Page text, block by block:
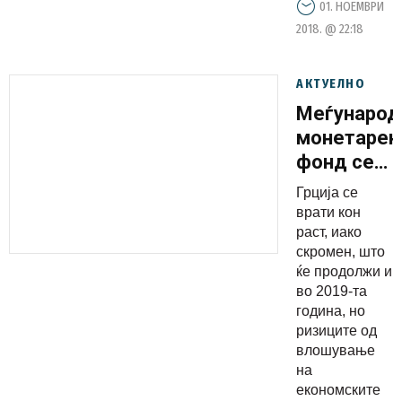
01. НОЕМВРИ
2018. @ 22:18
АКТУЕЛНО
монетарен
фонд се
сомнева
дека
Грција ќе
го
расчисти
својот
долг
Грција се
врати кон
раст, иако
скромен, што
ќе продолжи и
во 2019-та
година, но
ризиците од
влошување
на
економските